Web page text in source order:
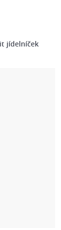
jídelníček